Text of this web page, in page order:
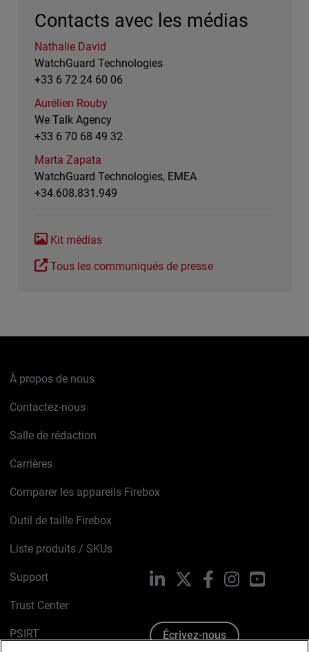
Contacts avec les médias
Nathalie David
WatchGuard Technologies
+33 6 72 24 60 06
Aurélien Rouby
We Talk Agency
+33 6 70 68 49 32
Marta Zapata
WatchGuard Technologies, EMEA
+34.608.831.949
Kit médias
Tous les communiqués de presse
À propos de nous
Contactez-nous
Salle de rédaction
Carrières
Comparer les appareils Firebox
Outil de taille Firebox
Liste produits / SKUs
Support
Trust Center
PSIRT
LinkedIn FacebookInstagram
Écrivez-nous